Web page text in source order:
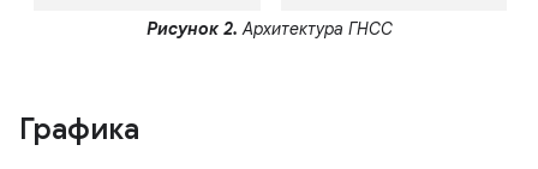
Рисунок 2. Архитектура ГНСС
Графика